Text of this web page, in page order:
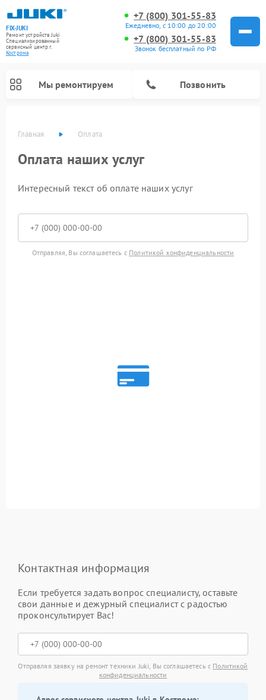
FIX-JUKI
Ремонт устройств Juki
Специализированный
cервисный центр г.
Кострома
+7 (800) 301-55-83
Ежедневно, с 10:00 до 20:00
+7 (800) 301-55-83
Звонок бесплатный по РФ
Мы ремонтируем Позвонить
Главная Оплата
Оплата наших услуг
Интересный текст об оплате наших услуг
Отправляя, Вы соглашаетесь с Политикой конфиденциальности
Контактная информация
Если требуется задать вопрос специалисту, оставьте
свои данные и дежурный специалист с радостью
проконсультирует Вас!
Отправляя заявку на ремонт техники Juki, Вы соглашаетесь с Политикой
конфиденциальности